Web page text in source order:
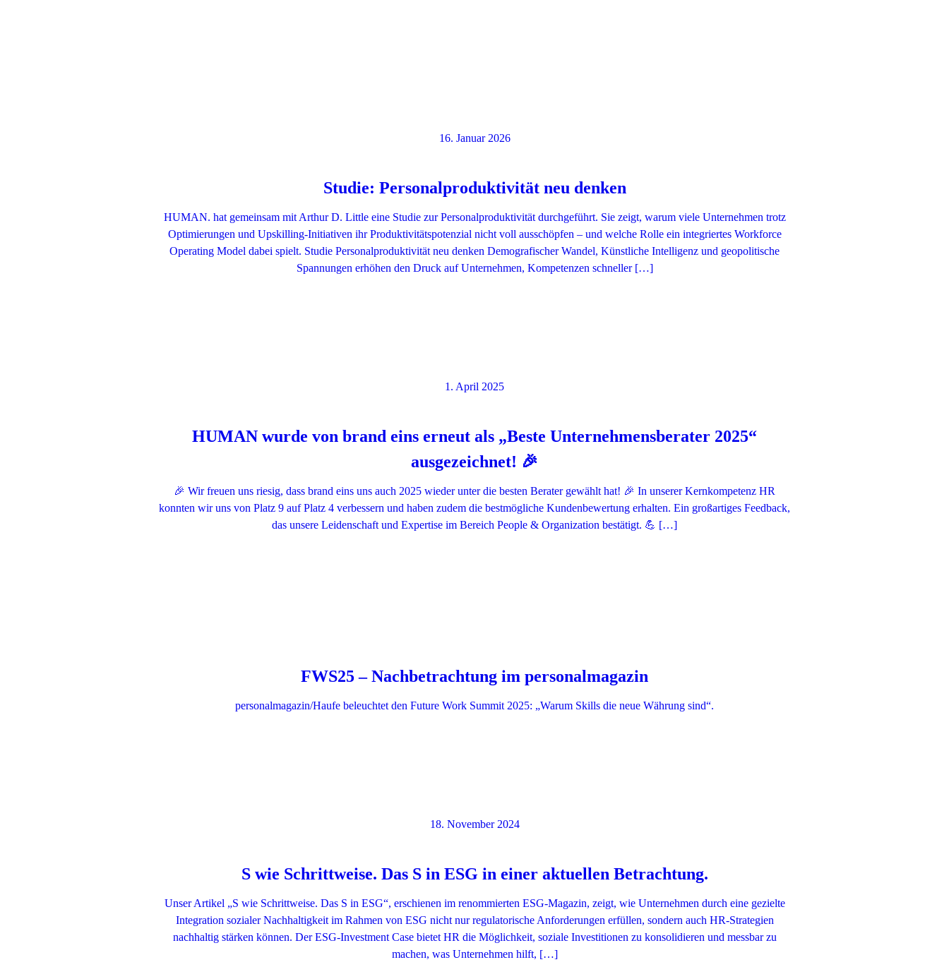
16. Januar 2026
Studie: Personalproduktivität neu denken
HUMAN. hat gemeinsam mit Arthur D. Little eine Studie zur Personalproduktivität durchgeführt. Sie zeigt, warum viele Unternehmen trotz
Optimierungen und Upskilling-Initiativen ihr Produktivitätspotenzial nicht voll ausschöpfen – und welche Rolle ein integriertes Workforce
Operating Model dabei spielt. Studie Personalproduktivität neu denken Demografischer Wandel, Künstliche Intelligenz und geopolitische
Spannungen erhöhen den Druck auf Unternehmen, Kompetenzen schneller […]
1. April 2025
HUMAN wurde von brand eins erneut als „Beste Unternehmensberater 2025“
ausgezeichnet! 🎉
🎉 Wir freuen uns riesig, dass brand eins uns auch 2025 wieder unter die besten Berater gewählt hat! 🎉 In unserer Kernkompetenz HR
konnten wir uns von Platz 9 auf Platz 4 verbessern und haben zudem die bestmögliche Kundenbewertung erhalten. Ein großartiges Feedback,
das unsere Leidenschaft und Expertise im Bereich People & Organization bestätigt. 💪 […]
FWS25 – Nachbetrachtung im personalmagazin
personalmagazin/Haufe beleuchtet den Future Work Summit 2025: „Warum Skills die neue Währung sind“.
18. November 2024
S wie Schrittweise. Das S in ESG in einer aktuellen Betrachtung.
Unser Artikel „S wie Schrittweise. Das S in ESG“, erschienen im renommierten ESG-Magazin, zeigt, wie Unternehmen durch eine gezielte
Integration sozialer Nachhaltigkeit im Rahmen von ESG nicht nur regulatorische Anforderungen erfüllen, sondern auch HR-Strategien
nachhaltig stärken können. Der ESG-Investment Case bietet HR die Möglichkeit, soziale Investitionen zu konsolidieren und messbar zu
machen, was Unternehmen hilft, […]